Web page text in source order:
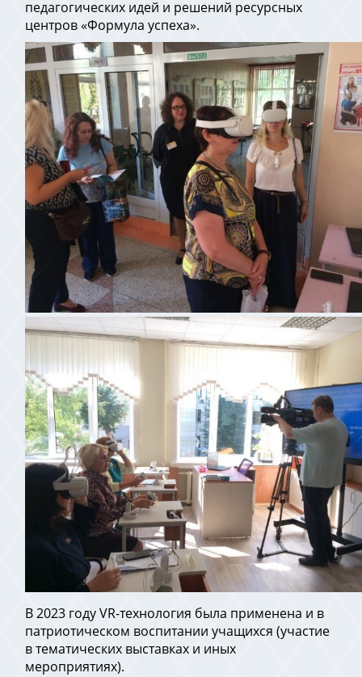
педагогических идей и решений ресурсных
центров «Формула успеха».
В 2023 году VR-технология была применена и в
патриотическом воспитании учащихся (участие
в тематических выставках и иных
мероприятиях).